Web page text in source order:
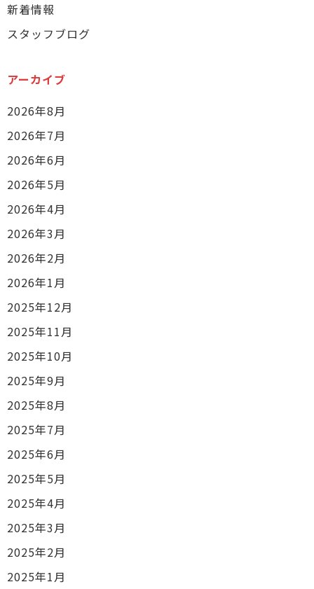
新着情報
スタッフブログ
アーカイブ
2026年8月
2026年7月
2026年6月
2026年5月
2026年4月
2026年3月
2026年2月
2026年1月
2025年12月
2025年11月
2025年10月
2025年9月
2025年8月
2025年7月
2025年6月
2025年5月
2025年4月
2025年3月
2025年2月
2025年1月